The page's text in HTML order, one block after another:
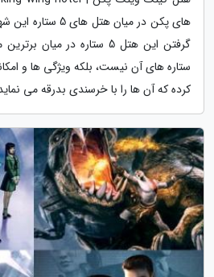
های پکن در میان
گرفتن این هتل 5 ستاره در
ستاره های آن نیست، بلکه ویژگی ها و
کرده که آن ها را با خرسندی بدرقه می